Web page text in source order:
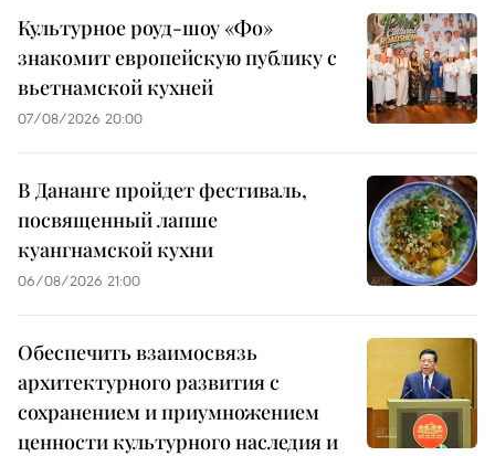
Культурное роуд-шоу «Фо»
знакомит европейскую публику с
вьетнамской кухней
07/08/2026 20:00
В Дананге пройдет фестиваль,
посвященный лапше
куангнамской кухни
06/08/2026 21:00
Обеспечить взаимосвязь
архитектурного развития с
сохранением и приумножением
ценности культурного наследия и